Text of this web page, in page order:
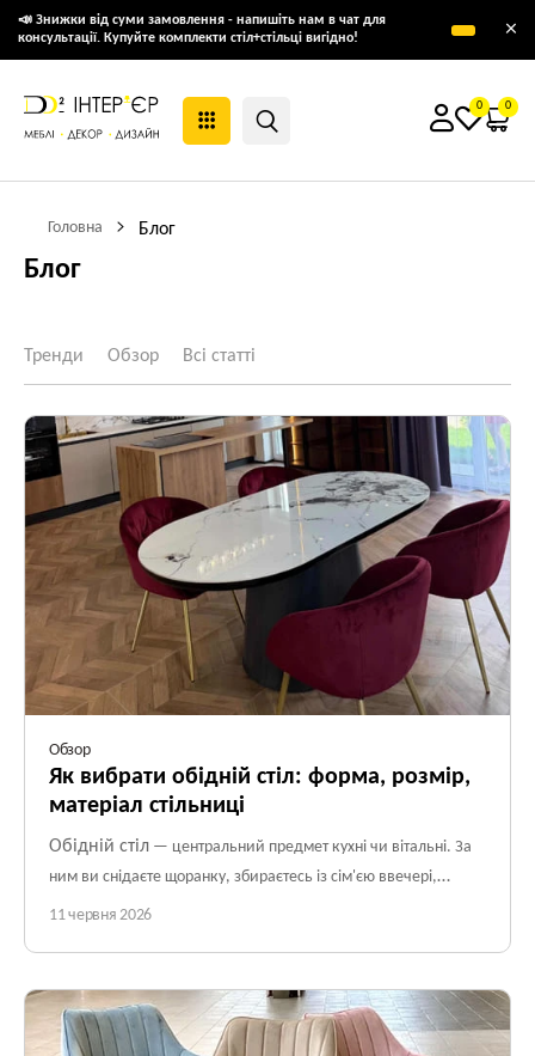
📣 Знижки від суми замовлення - напишіть нам в чат для
консультації. Купуйте комплекти стіл+стільці вигідно!
×
0 0
Головна Блог
Блог
Тренди Обзор Всі статті
Обзор
Як вибрати обідній стіл: форма, розмір,
матеріал стільниці
Обідній стіл — центральний предмет кухні чи вітальні. За
ним ви снідаєте щоранку, збираєтесь із сім'єю ввечері,
приймаєте гостей на свята. Стіл, який не підходить за
або занадто малий і за ним тісно, або стільниця вже
вкрилась подряпинами через пів року.
11 червня 2026